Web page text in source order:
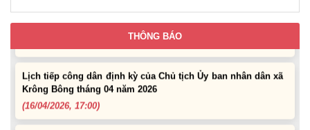
THÔNG BÁO
tháng 05/2026
Lịch tiếp công dân định kỳ của Chủ tịch Ủy ban nhân dân xã
Krông Bông tháng 04 năm 2026
(16/04/2026, 17:00)
UBND xã thông báo tìm đối tượng, chủ sở hữu tang vật,